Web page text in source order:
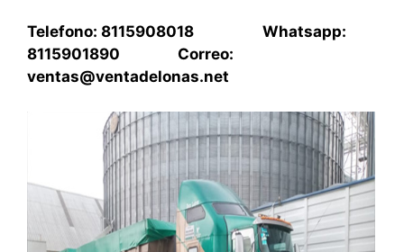
Telefono: 8115908018 Whatsapp:
8115901890 Correo:
ventas@ventadelonas.net